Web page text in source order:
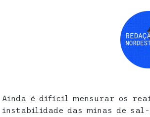
Ainda é difícil mensurar os
instabilidade das minas de sal-